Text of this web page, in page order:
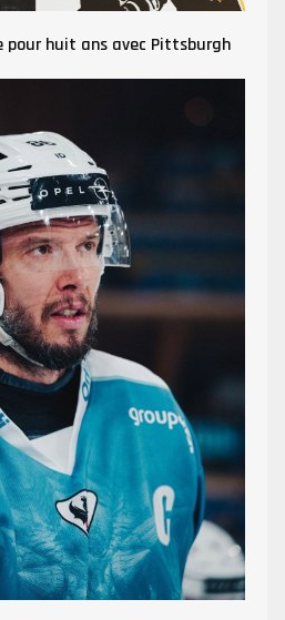
pour huit ans avec Pittsburgh